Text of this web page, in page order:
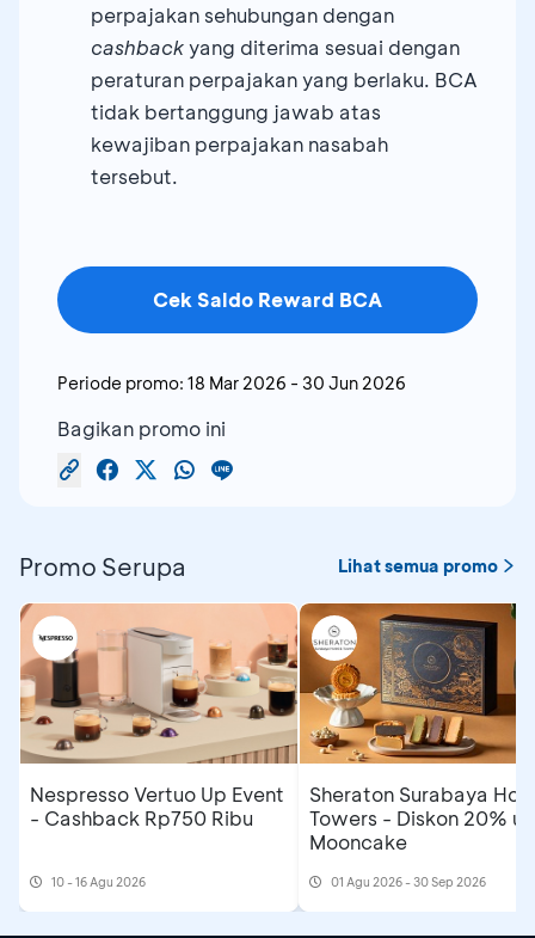
perpajakan sehubungan dengan
cashbackyang diterima sesuai dengan
peraturan perpajakan yang berlaku. BCA
tidak bertanggung jawab atas
kewajiban perpajakan nasabah
tersebut.
Cek Saldo Reward BCA
Periode promo: 18 Mar 2026 - 30 Jun 2026
Bagikan promo ini
Promo Serupa Lihat semua promo
Nespresso Vertuo Up Event
- Cashback Rp750 Ribu
10 - 16 Agu 2026
Sheraton Surabaya
Towers - Diskon 20%
Mooncake
01 Agu 2026 - 30 Sep 2026